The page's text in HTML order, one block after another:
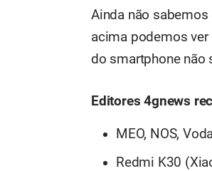
Ainda não
acima podemos ver
do smartphone não
Editores 4gnews
MEO, NOS,
Redmi K30